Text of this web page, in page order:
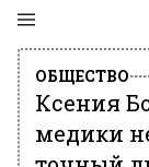
ОБЩЕСТВО
Ксения
медики